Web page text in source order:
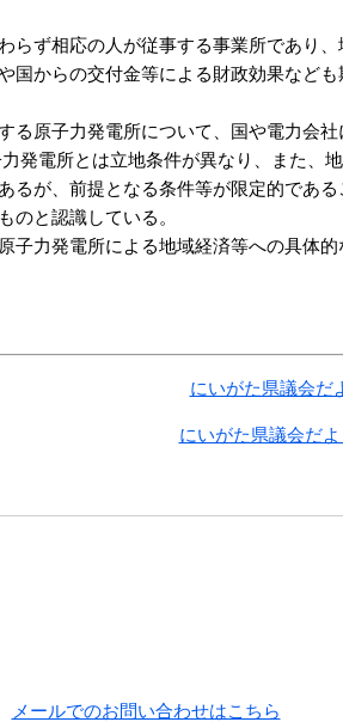
らず相応の人が従事する事業所であり
国からの交付金等による財政効果など
原子力発電所について、国や電力会
発電所とは立地条件が異なり、また、
るが、前提となる条件等が限定的であ
のと認識している。
力発電所による地域経済等への具体
にいがた県議会だ
にいがた県議会だ
メールでのお問い合わせはこちら